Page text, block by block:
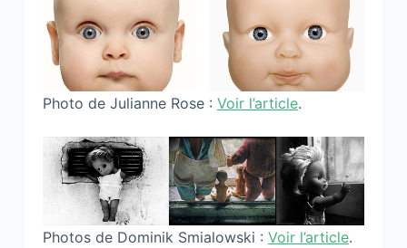
Photo de Julianne Rose : Voir l’article.
Photos de Dominik Smialowski : Voir l’article.